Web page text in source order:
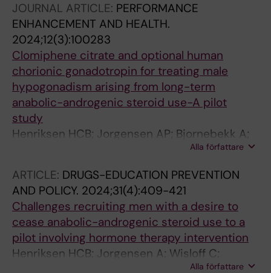
AP
JOURNAL ARTICLE: PERFORMANCE
ENHANCEMENT AND HEALTH.
2024;12(3):100283
Clomiphene citrate and optional human
chorionic gonadotropin for treating male
hypogonadism arising from long-term
anabolic-androgenic steroid use-A pilot
study
Henriksen HCB; Jorgensen AP; Bjornebekk A;
Alla författare
ARTICLE: DRUGS-EDUCATION PREVENTION
AND POLICY. 2024;31(4):409-421
Challenges recruiting men with a desire to
cease anabolic-androgenic steroid use to a
pilot involving hormone therapy intervention
Henriksen HCB; Jorgensen A; Wisloff C;
Alla författare